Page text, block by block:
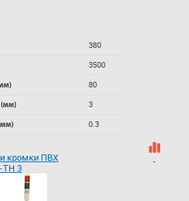
380
3500
80
(мм) 3
0.3
кромки ПВХ
TH 3